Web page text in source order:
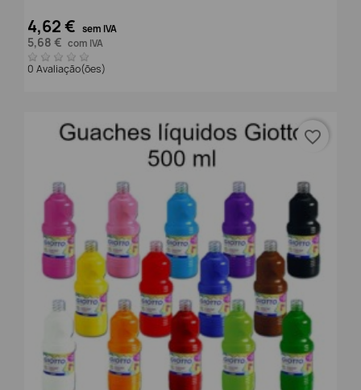
4,62 € sem IVA
5,68 € com IVA
0 Avaliação(ões)
favorite_border